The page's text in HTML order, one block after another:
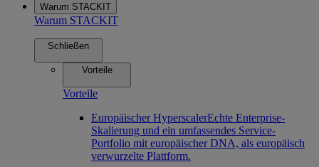
Warum STACKIT
Warum STACKIT
Schließen
Vorteile
Vorteile
Europäischer HyperscalerEchte Enterprise-
Skalierung und ein umfassendes Service-
Portfolio mit europäischer DNA, als europäisch
verwurzelte Plattform.